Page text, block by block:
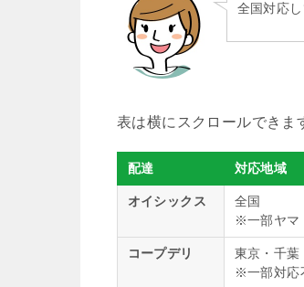
全国対応
配達 対応地域
オイシックス
全国
※一部ヤマ
コープデリ
東京・千葉
※一部対応